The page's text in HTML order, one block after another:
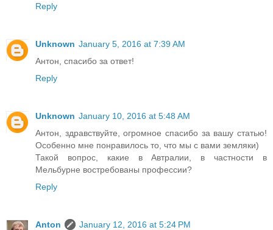
Reply
Unknown January 5, 2016 at 7:39 AM
Антон, спасибо за ответ!
Reply
Unknown January 10, 2016 at 5:48 AM
Антон, здравствуйте, огромное спасибо за вашу статью!
Особенно мне понравилось то, что мы с вами земляки)
Такой вопрос, какие в Автралии, в частности в
Мельбурне востребованы профессии?
Reply
Anton January 12, 2016 at 5:24 PM